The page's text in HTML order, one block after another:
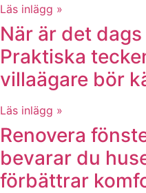
Läs inlägg »
När är det
Praktiska
villaägare bör
Läs inlägg »
Renovera
bevarar du
förbättrar